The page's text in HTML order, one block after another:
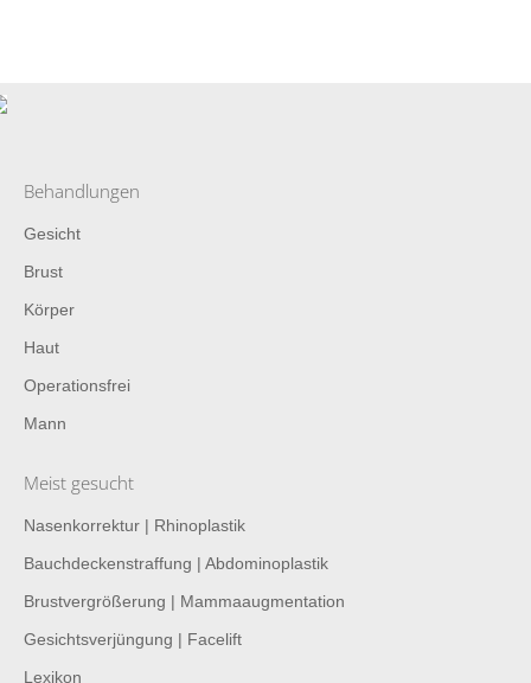
Behandlungen
Gesicht
Brust
Körper
Haut
Operationsfrei
Mann
Meist gesucht
Nasenkorrektur | Rhinoplastik
Bauchdeckenstraffung | Abdominoplastik
Brustvergrößerung | Mammaaugmentation
Gesichtsverjüngung | Facelift
Lexikon